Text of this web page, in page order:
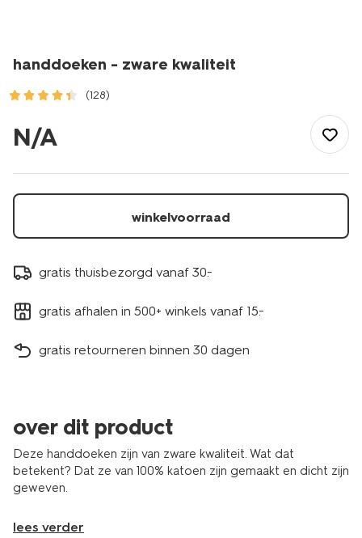
handdoeken - zware kwaliteit
(128)
slapen/badkamer/handdoeken/handdoeken-
-
zware-
kwaliteit-
N/A
winkelvoorraad
gratis thuisbezorgd vanaf 30.-
gratis afhalen in 500+ winkels vanaf 15.-
gratis retourneren binnen 30 dagen
over dit product
Deze handdoeken zijn van zware kwaliteit. Wat dat
betekent? Dat ze van 100% katoen zijn gemaakt en dicht zijn
geweven.
lees verder